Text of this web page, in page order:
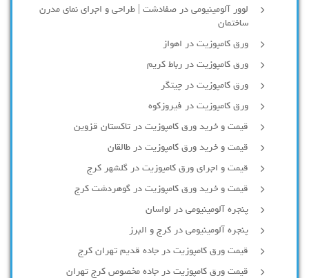
لوور آلومینیومی در صفادشت | طراحی و اجرای نمای مدرن
ساختمان
ورق کامپوزیت در اهواز
ورق کامپوزیت در رباط کریم
ورق کامپوزیت در چیتگر
ورق کامپوزیت در فیروزکوه
قیمت و خرید ورق کامپوزیت در تاکستان قزوین
قیمت و خرید ورق کامپوزیت در طالقان
قیمت و اجرای ورق کامپوزیت در گلشهر کرج
قیمت و خرید ورق کامپوزیت در گوهردشت کرج
پنجره آلومینیومی در لواسان
پنجره آلومینیومی در کرج و البرز
قیمت ورق کامپوزیت در جاده قدیم تهران کرج
قیمت ورق کامپوزیت در جاده مخصوص کرج تهران